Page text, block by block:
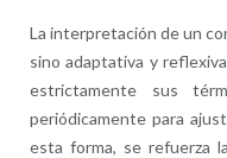
La interpretación de un
sino adaptativa y
estrictamente sus
periódicamente para
esta forma, se refuerza